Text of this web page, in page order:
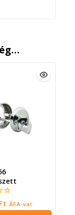
Ft ÁFA-val